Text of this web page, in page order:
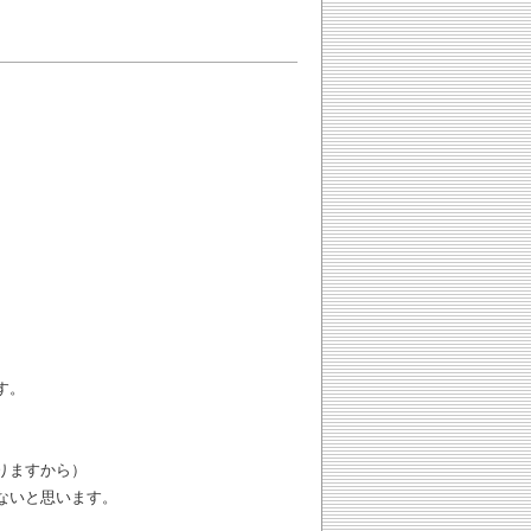
すから）
と思います。